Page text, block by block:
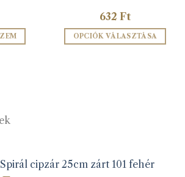
632 Ft
OPCIÓK VÁLASZTÁSA
termékoldalon
cipzár 25cm zárt 101 fehér